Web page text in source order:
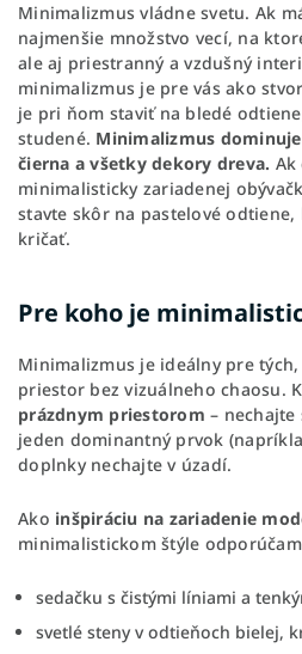
Minimalizmus vládne svetu. Ak
najmenšie množstvo vecí, na
ale aj priestranný a vzdušný
minimalizmus je pre vás ako
je pri ňom staviť na bledé
studené. Minimalizmus
čierna a všetky dekory dreva. Ak
minimalisticky zariadenej
stavte skôr na pastelové
kričať.
Pre koho je
Minimalizmus je ideálny pre
priestor bez vizuálneho chaosu.
prázdnym priestorom – nechajte
jeden dominantný prvok
doplnky nechajte v úzadí.
Ako inšpiráciu na zariadenie
minimalistickom štýle
sedačku s čistými líniami a
svetlé steny v odtieňoch bielej,